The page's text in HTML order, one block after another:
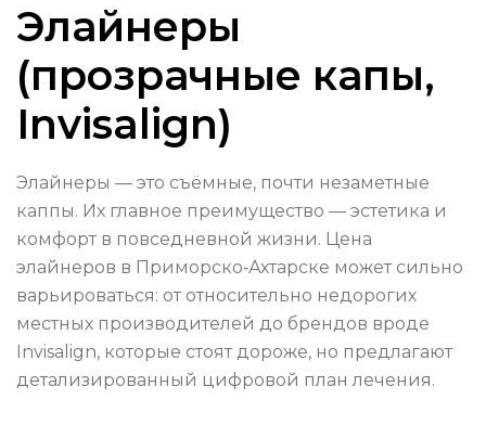
Элайнеры
(прозрачные капы,
Invisalign)
Элайнеры — это съёмные, почти незаметные
каппы. Их главное преимущество — эстетика и
комфорт в повседневной жизни. Цена
элайнеров в Приморско‑Ахтарске может сильно
варьироваться: от относительно недорогих
местных производителей до брендов вроде
Invisalign, которые стоят дороже, но предлагают
детализированный цифровой план лечения.